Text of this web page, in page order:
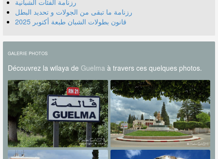
رزنامة ما تبقى من الجولات و تحديد البطل
قانون بطولات الشبان طبعة أكتوبر 2025
GALERIE PHOTOS
Découvrez la wilaya de Guelmaà travers ces quelques photos.